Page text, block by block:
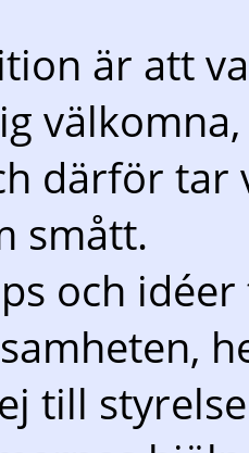
är att
därför tar
smått.
och
till